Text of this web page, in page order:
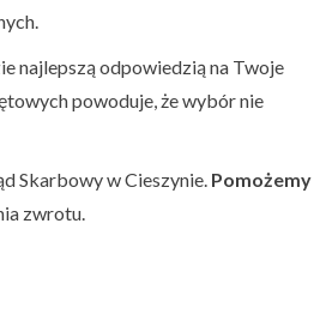
najlepszą odpowiedzią na Twoje
powoduje, że wybór nie
Skarbowy w Cieszynie. Pomożemy
zwrotu.